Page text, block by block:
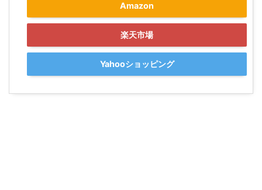
Amazon
楽天市場
Yahooショッピング